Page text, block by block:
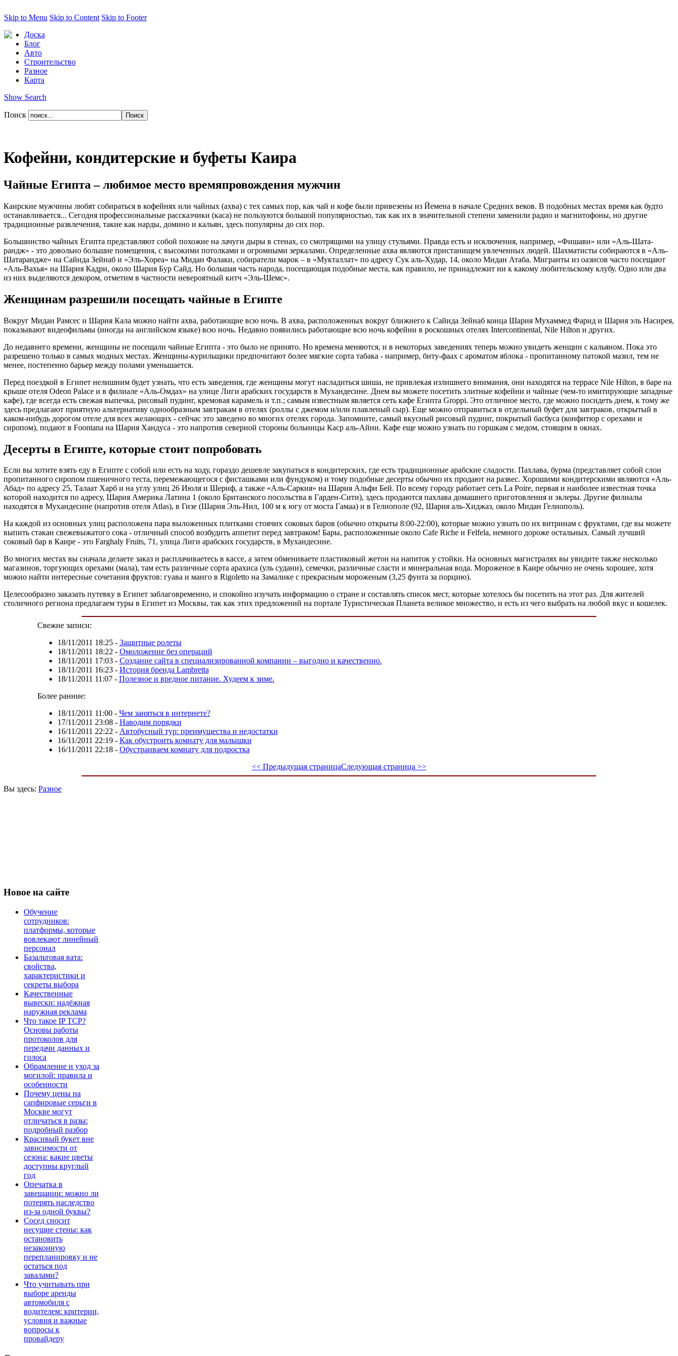
Skip to Menu Skip to Content Skip to Footer
Доска
Блог
Авто
Строительство
Разное
Карта
Show Search
Поиск
Кофейни, кондитерские и буфеты Каира
Чайные Египта – любимое место времяпровождения мужчин
Каирские мужчины любят собираться в кофейнях или чайных (ахва) с тех самых пор, как чай и кофе были привезены из Йемена в начале Средних веков. В подобных местах время как будто
останавливается... Сегодня профессиональные рассказчики (каса) не пользуются большой популярностью, так как их в значительной степени заменили радио и магнитофоны, но другие
традиционные развлечения, такие как нарды, домино и кальян, здесь популярны до сих пор.
Большинство чайных Египта представляют собой похожие на лачуги дыры в стенах, со смотрящими на улицу стульями. Правда есть и исключения, например, «Фишави» или «Аль-Шата-
рандж» - это довольно большие помещения, с высокими потолками и огромными зеркалами. Определенные ахва являются пристанищем увлеченных людей. Шахматисты собираются в «Аль-
Шатарандже» на Сайида Зейнаб и «Эль-Хореа» на Мидан Фалаки, собиратели марок – в «Мукталлат» по адресу Сук аль-Худар, 14, около Мидан Атаба. Мигранты из оазисов часто посещают
«Аль-Вахья» на Шария Кадри, около Шария Бур Сайд. Но большая часть народа, посещающая подобные места, как правило, не принадлежит ни к какому любительскому клубу. Одно или два
из них выделяются декором, отметим в частности невероятный китч «Эль-Шемс».
Женщинам разрешили посещать чайные в Египте
Вокруг Мидан Рамсес и Шария Кала можно найти ахва, работающие всю ночь. В ахва, расположенных вокруг ближнего к Сайида Зейнаб конца Шария Мухаммед Фарид и Шария эль Насирея,
показывают видеофильмы (иногда на английском языке) всю ночь. Недавно появились работающие всю ночь кофейни в роскошных отелях Intercontinental, Nile Hilton и других.
До недавнего времени, женщины не посещали чайные Египта - это было не принято. Но времена меняются, и в некоторых заведениях теперь можно увидеть женщин с кальяном. Пока это
разрешено только в самых модных местах. Женщины-курильщики предпочитают более мягкие сорта табака - например, биту-фаах с ароматом яблока - пропитанному патокой мазил, тем не
менее, постепенно барьер между полами уменьшается.
Перед поездкой в Египет нелишним будет узнать, что есть заведения, где женщины могут насладиться шиша, не привлекая излишнего внимания, они находятся на террасе Nile Hilton, в баре на
крыше отеля Odeon Palace и в филиале «Аль-Омдах» на улице Лиги арабских государств в Мухандесине. Днем вы можете посетить элитные кофейни и чайные (чем-то имитирующие западные
кафе), где всегда есть свежая выпечка, рисовый пудинг, кремовая карамель и т.п.; самым известным является сеть кафе Египта Groppi. Это отличное место, где можно посидеть днем, к тому же
здесь предлагают приятную альтернативу однообразным завтракам в отелях (роллы с джемом и/или плавленый сыр). Еще можно отправиться в отдельный буфет для завтраков, открытый в
каком-нибудь дорогом отеле для всех желающих - сейчас это заведено во многих отелях города. Запомните, самый вкусный рисовый пудинг, покрытый басбуса (конфитюр с орехами и
сиропом), подают в Foontana на Шария Хандуса - это напротив северной стороны больницы Каср аль-Айни. Кафе еще можно узнать по горшкам с медом, стоящим в окнах.
Десерты в Египте, которые стоит попробовать
Если вы хотите взять еду в Египте с собой или есть на ходу, гораздо дешевле закупаться в кондитерских, где есть традиционные арабские сладости. Пахлава, бурма (представляет собой слои
пропитанного сиропом пшеничного теста, перемежающегося с фисташками или фундуком) и тому подобные десерты обычно их продают на развес. Хорошими кондитерскими являются «Аль-
Абад» по адресу 25, Талаат Харб и на углу улиц 26 Июля и Шериф, а также «Аль-Саркия» на Шария Альфи Бей. По всему городу работает сеть La Poire, первая и наиболее известная точка
которой находится по адресу, Шария Америка Латина 1 (около Британского посольства в Гарден-Сити), здесь продаются пахлава домашнего приготовления и эклеры. Другие филиалы
находятся в Мухандесине (напротив отеля Atlas), в Гизе (Шария Эль-Нил, 100 м к югу от моста Гамаа) и в Гелиополе (92, Шария аль-Хиджаз, около Мидан Гелиополь).
На каждой из основных улиц расположена пара выложенных плитками стоячих соковых баров (обычно открыты 8:00-22:00), которые можно узнать по их витринам с фруктами, где вы можете
выпить стакан свежевыжатого сока - отличный способ возбудить аппетит перед завтраком! Бары, расположенные около Cafe Riche и Felfela, немного дороже остальных. Самый лучший
соковый бар в Каире - это Farghaly Fruits, 71, улица Лиги арабских государств, в Мухандесине.
Во многих местах вы сначала делаете заказ и расплачиваетесь в кассе, а затем обмениваете пластиковый жетон на напиток у стойки. На основных магистралях вы увидите также несколько
магазинов, торгующих орехами (мала), там есть различные сорта арахиса (уль судани), семечки, различные сласти и минеральная вода. Мороженое в Каире обычно не очень хорошее, хотя
можно найти интересные сочетания фруктов: гуава и манго в Rigoletto на Замалике с прекрасным мороженым (3,25 фунта за порцию).
Целесообразно заказать путевку в Египет заблаговременно, и спокойно изучать информацию о стране и составлять список мест, которые хотелось бы посетить на этот раз. Для жителей
столичного региона предлагаем туры в Египет из Москвы, так как этих предложений на портале Туристическая Планета великое множество, и есть из чего выбрать на любой вкус и кошелек.
Свежие записи:
18/11/2011 18:25- Защитные ролеты
18/11/2011 18:22- Омоложение без операций
18/11/2011 17:03- Создание сайта в специализированной компании – выгодно и качественно.
18/11/2011 16:23- История бренда Lambretta
18/11/2011 11:07- Полезное и вредное питание. Худеем к зиме.
Более ранние:
18/11/2011 11:00- Чем заняться в интернете?
17/11/2011 23:08- Наводим порядки
16/11/2011 22:22- Автобусный тур: преимущества и недостатки
16/11/2011 22:19- Как обустроить комнату для малышки
16/11/2011 22:18- Обустраиваем комнату для подростка
<< Предыдущая страницаСледующая страница >>
Вы здесь: Разное
Новое на сайте
Обучение
сотрудников:
платформы, которые
вовлекают линейный
персонал
Базальтовая вата:
свойства,
характеристики и
секреты выбора
Качественные
вывески: надёжная
наружная реклама
Что такое IP TCP?
Основы работы
протоколов для
передачи данных и
голоса
Обрамление и уход за
могилой: правила и
особенности
Почему цены на
сапфировые серьги в
Москве могут
отличаться в разы:
подробный разбор
Красивый букет вне
зависимости от
сезона: какие цветы
доступны круглый
год
Опечатка в
завещании: можно ли
потерять наследство
из-за одной буквы?
Сосед сносит
несущие стены: как
остановить
незаконную
перепланировку и не
остаться под
завалами?
Что учитывать при
выборе аренды
автомобиля с
водителем: критерии,
условия и важные
вопросы к
провайдеру